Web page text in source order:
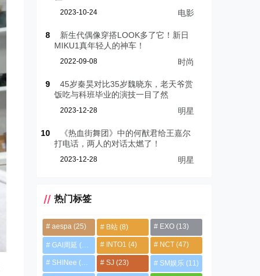
2023-10-24 电影
8
新生代偶像穿搭LOOK多了它！新日
MIKU1真年轻人的神车！
2022-09-08 时尚
9
45岁秦昊对比35岁魏晓东，老天爷赏
饭吃与科班毕业的演技一目了然
2023-12-28 明星
10
《热血街舞团》中的何猷君给王嘉尔
打电话，两人的对话太燃了！
2023-12-28 明星
热门标签
aespa (25) B站(8) EXO(13)
GAI周延 (21) INTO1 (4) NCT(47)
SHINee (13) SJ (23) SM娱乐(11)